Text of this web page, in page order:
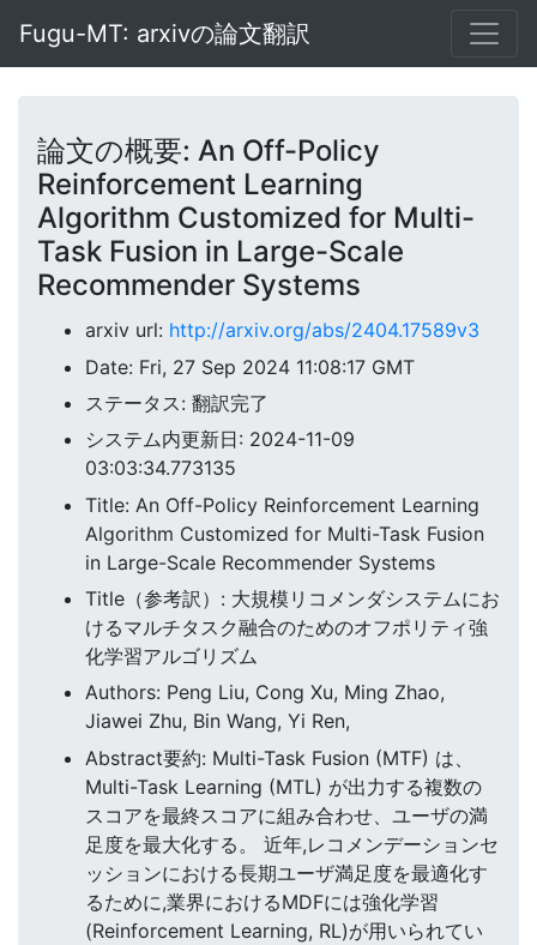
Fugu-MT: arxivの論文翻訳
論文の概要: An Off-Policy
Reinforcement Learning
Algorithm Customized for Multi-
Task Fusion in Large-Scale
Recommender Systems
arxiv url: http://arxiv.org/abs/2404.17589v3
Date: Fri, 27 Sep 2024 11:08:17 GMT
ステータス: 翻訳完了
システム内更新日: 2024-11-09
03:03:34.773135
Title: An Off-Policy Reinforcement Learning
Algorithm Customized for Multi-Task Fusion
in Large-Scale Recommender Systems
Title（参考訳）: 大規模リコメンダシステムにお
けるマルチタスク融合のためのオフポリティ強
化学習アルゴリズム
Authors: Peng Liu, Cong Xu, Ming Zhao,
Jiawei Zhu, Bin Wang, Yi Ren,
Abstract要約: Multi-Task Fusion (MTF) は、
Multi-Task Learning (MTL) が出力する複数の
スコアを最終スコアに組み合わせ、ユーザの満
足度を最大化する。 近年,レコメンデーションセ
ッションにおける長期ユーザ満足度を最適化す
るために,業界におけるMDFには強化学習
(Reinforcement Learning, RL)が用いられてい